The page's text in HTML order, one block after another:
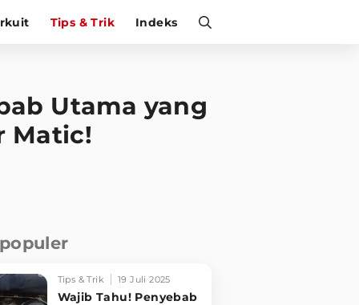
Tips & Trik Indeks
Utama yang
Matic!
Tips & Trik 19 Juli 2025
Wajib Tahu! Penyebab